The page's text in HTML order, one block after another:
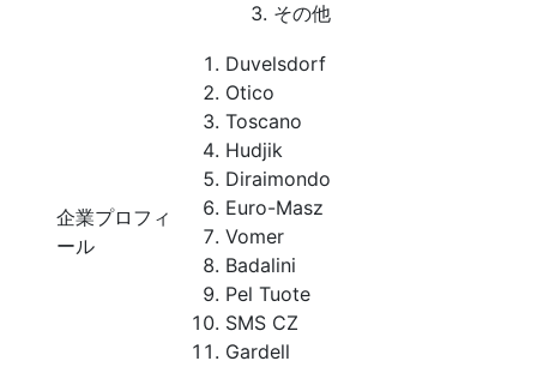
その他
企業プロフィ
ール
Duvelsdorf
Otico
Toscano
Hudjik
Diraimondo
Euro-Masz
Vomer
Badalini
Pel Tuote
SMS CZ
Gardell